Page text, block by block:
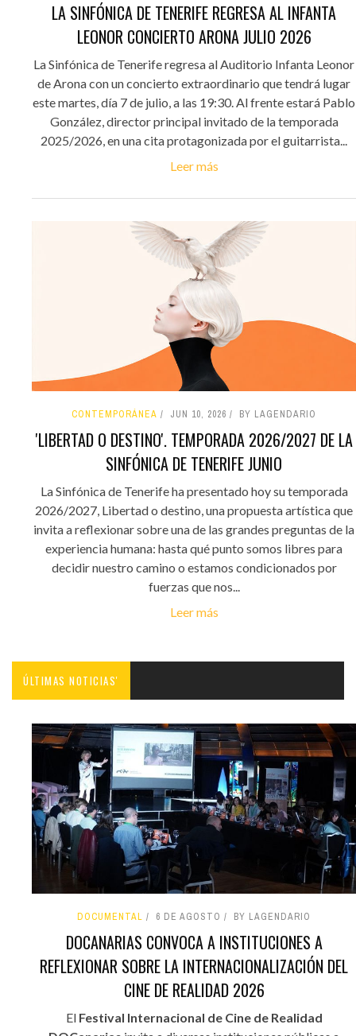
LA SINFÓNICA DE TENERIFE REGRESA AL INFANTA
LEONOR CONCIERTO ARONA JULIO 2026
La Sinfónica de Tenerife regresa al Auditorio Infanta Leonor
de Arona con un concierto extraordinario que tendrá lugar
este martes, día 7 de julio, a las 19:30. Al frente estará Pablo
González, director principal invitado de la temporada
2025/2026, en una cita protagonizada por el guitarrista...
Leer más
CONTEMPORÁNEA JUN 10, 2026 BY LAGENDARIO
'LIBERTAD O DESTINO'. TEMPORADA 2026/2027 DE LA
SINFÓNICA DE TENERIFE JUNIO
La Sinfónica de Tenerife ha presentado hoy su temporada
2026/2027, Libertad o destino, una propuesta artística que
invita a reflexionar sobre una de las grandes preguntas de la
experiencia humana: hasta qué punto somos libres para
decidir nuestro camino o estamos condicionados por
fuerzas que nos...
Leer más
ÚLTIMAS NOTICIAS'
DOCUMENTAL 6 DE AGOSTO BY LAGENDARIO
DOCANARIAS CONVOCA A INSTITUCIONES A
REFLEXIONAR SOBRE LA INTERNACIONALIZACIÓN DEL
CINE DE REALIDAD 2026
El Festival Internacional de Cine de Realidad